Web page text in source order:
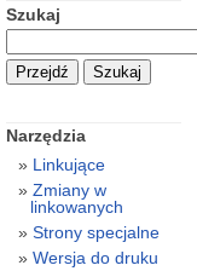
Szukaj
Narzędzia
Linkujące
Zmiany w
linkowanych
Strony specjalne
Wersja do druku